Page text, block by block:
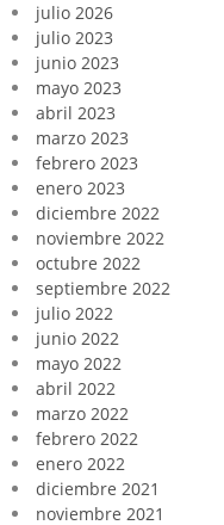
julio 2026
julio 2023
junio 2023
mayo 2023
abril 2023
marzo 2023
febrero 2023
enero 2023
diciembre 2022
noviembre 2022
octubre 2022
septiembre 2022
julio 2022
junio 2022
mayo 2022
abril 2022
marzo 2022
febrero 2022
enero 2022
diciembre 2021
noviembre 2021